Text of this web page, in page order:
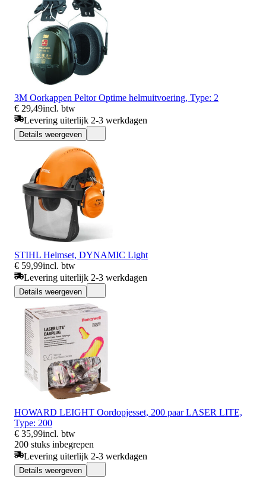
3M Oorkappen Peltor Optime helmuitvoering, Type: 2
€ 29,49incl. btw
Levering uiterlijk 2-3 werkdagen
Details weergeven
STIHL Helmset, DYNAMIC Light
€ 59,99incl. btw
Levering uiterlijk 2-3 werkdagen
Details weergeven
HOWARD LEIGHT Oordopjesset, 200 paar LASER LITE,
Type: 200
€ 35,99incl. btw
200 stuks inbegrepen
Levering uiterlijk 2-3 werkdagen
Details weergeven